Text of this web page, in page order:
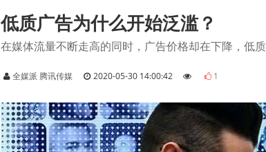
低质广告为什么开始泛滥？
在媒体流量不断走高的同时，广告价格却在下降，低质
全媒派 腾讯传媒 2020-05-30 14:00:42 1